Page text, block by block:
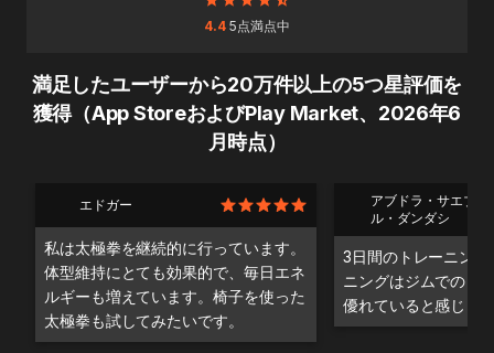
4.45点満点中
満足したユーザーから20万件以上の5つ星評価を
獲得（App StoreおよびPlay Market、2026年6
月時点）
エドガー
私は太極拳を継続的に行っています。
体型維持にとても効果的で、毎日エネ
ルギーも増えています。椅子を使った
太極拳も試してみたいです。
アブドラ・サエブ・
ル・ダンダシ
3日間のトレーニン
ニングはジムでのト
優れていると感じま